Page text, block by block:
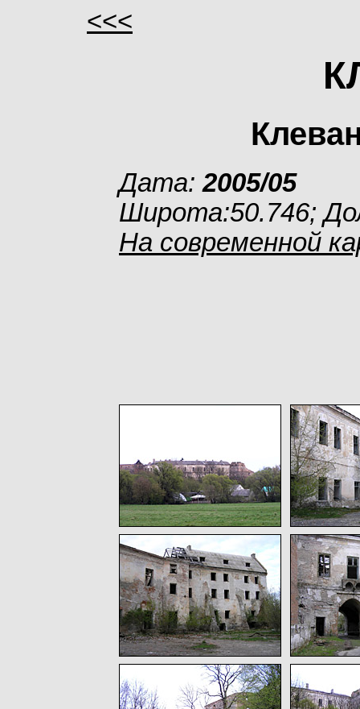
<<<
Дата:2005/05
Широта:50.746;
На современной